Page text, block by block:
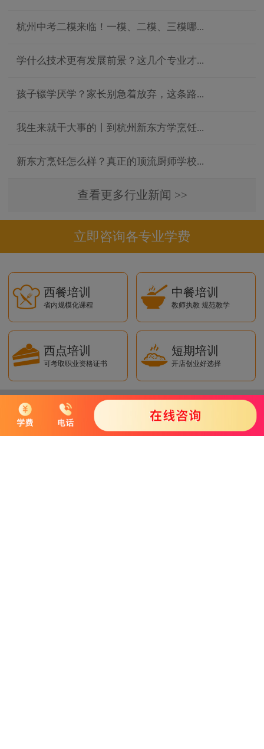
杭州中考二模来临！一模、二模、三模哪...
学什么技术更有发展前景？这几个专业才...
孩子辍学厌学？家长别急着放弃，这条路...
我生来就干大事的丨到杭州新东方学烹饪...
新东方烹饪怎么样？真正的顶流厨师学校...
查看更多行业新闻 >>
立即咨询各专业学费
西餐培训
省内规模化课程
中餐培训
教师执教 规范教学
西点培训
可考取职业资格证书
短期培训
开店创业好选择
短信获取学费